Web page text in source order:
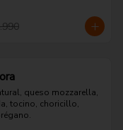
queso mozzarella,
tocino, choricillo,